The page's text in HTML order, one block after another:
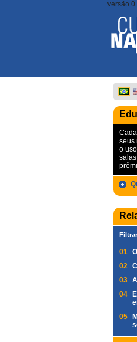
versão
seus
o
01
02
03
04
05